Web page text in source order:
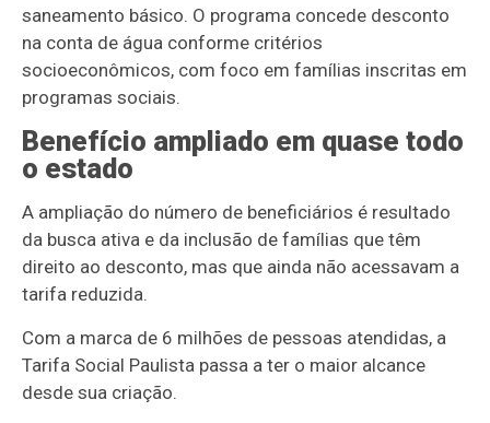
saneamento básico. O programa concede desconto
na conta de água conforme critérios
socioeconômicos, com foco em famílias inscritas em
programas sociais.
Benefício ampliado em quase todo
o estado
A ampliação do número de beneficiários é resultado
da busca ativa e da inclusão de famílias que têm
direito ao desconto, mas que ainda não acessavam a
tarifa reduzida.
Com a marca de 6 milhões de pessoas atendidas, a
Tarifa Social Paulista passa a ter o maior alcance
desde sua criação.